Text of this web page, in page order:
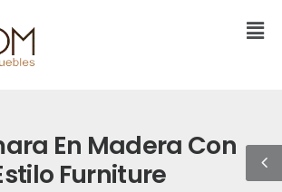
En Madera Con
Furniture